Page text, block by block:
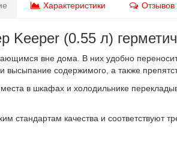
Характеристики Отзывов
Keeper (0.55 л)
вне дома. В них удобно
содержимого, а также
в шкафах и холодильнике
стандартам качества и